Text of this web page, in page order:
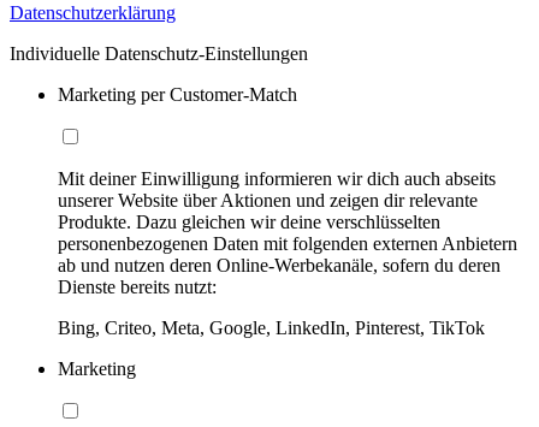
Datenschutzerklärung
Individuelle Datenschutz-Einstellungen
Marketing per Customer-Match
Mit deiner Einwilligung informieren wir dich auch abseits
unserer Website über Aktionen und zeigen dir relevante
Produkte. Dazu gleichen wir deine verschlüsselten
personenbezogenen Daten mit folgenden externen Anbietern
ab und nutzen deren Online-Werbekanäle, sofern du deren
Dienste bereits nutzt:
Bing, Criteo, Meta, Google, LinkedIn, Pinterest, TikTok
Marketing